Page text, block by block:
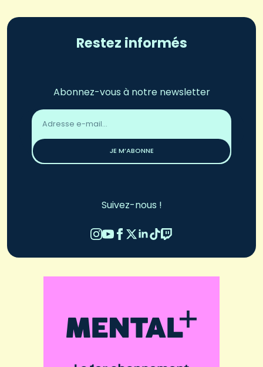
Restez informés
Abonnez-vous à notre newsletter
Adresse
email
JE M’ABONNE
Suivez-nous !